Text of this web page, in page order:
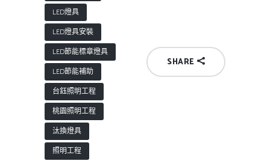
LED燈具
LED燈具安裝
LED節能標章燈具
LED節能補助
台鈺照明工程
桃園照明工程
汰換燈具
照明工程
SHARE